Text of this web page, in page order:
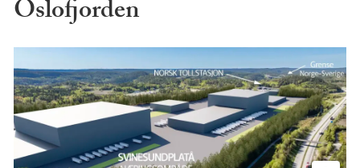
Oslofjorden